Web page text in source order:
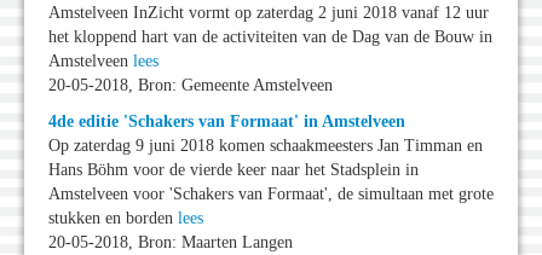
Amstelveen InZicht vormt op zaterdag 2 juni 2018 vanaf 12 uur
het kloppend hart van de activiteiten van de Dag van de Bouw in
Amstelveen lees
20-05-2018, Bron: Gemeente Amstelveen
4de editie 'Schakers van Formaat' in Amstelveen
Op zaterdag 9 juni 2018 komen schaakmeesters Jan Timman en
Hans Böhm voor de vierde keer naar het Stadsplein in
Amstelveen voor 'Schakers van Formaat', de simultaan met grote
stukken en borden lees
20-05-2018, Bron: Maarten Langen